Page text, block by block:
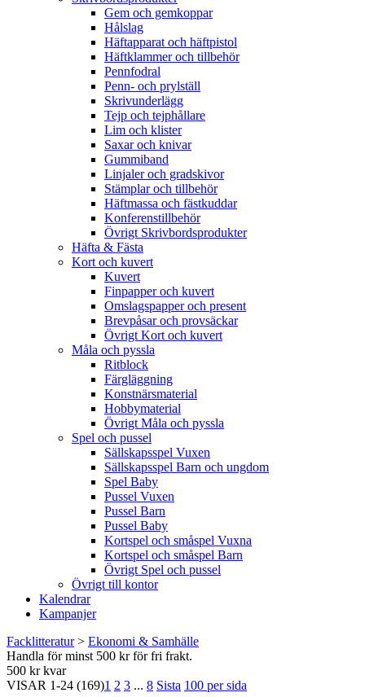
Gem och gemkoppar
Hålslag
Häftapparat och häftpistol
Häftklammer och tillbehör
Pennfodral
Penn- och prylställ
Skrivunderlägg
Tejp och tejphållare
Lim och klister
Saxar och knivar
Gummiband
Linjaler och gradskivor
Stämplar och tillbehör
Häftmassa och fästkuddar
Konferenstillbehör
Övrigt Skrivbordsprodukter
Häfta & Fästa
Kort och kuvert
Kuvert
Finpapper och kuvert
Omslagspapper och present
Brevpåsar och provsäckar
Övrigt Kort och kuvert
Måla och pyssla
Ritblock
Färgläggning
Konstnärsmaterial
Hobbymaterial
Övrigt Måla och pyssla
Spel och pussel
Sällskapsspel Vuxen
Sällskapsspel Barn och ungdom
Spel Baby
Pussel Vuxen
Pussel Barn
Pussel Baby
Kortspel och småspel Vuxna
Kortspel och småspel Barn
Övrigt Spel och pussel
Övrigt till kontor
Kalendrar
Kampanjer
Facklitteratur> Ekonomi & Samhälle
Handla för minst 500 kr för fri frakt.
500 kr kvar
VISAR 1-24 (169)1 2 3 ... 8 Sista 100 per sida